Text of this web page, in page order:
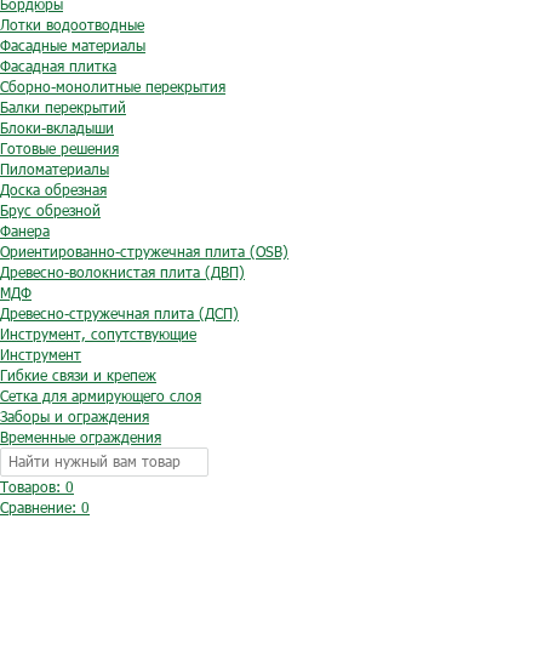
Бордюры
Лотки водоотводные
Фасадные материалы
Фасадная плитка
Сборно-монолитные перекрытия
Балки перекрытий
Блоки-вкладыши
Готовые решения
Пиломатериалы
Доска обрезная
Брус обрезной
Фанера
Ориентированно-стружечная плита (OSB)
Древесно-волокнистая плита (ДВП)
МДФ
Древесно-стружечная плита (ДСП)
Инструмент, сопутствующие
Инструмент
Гибкие связи и крепеж
Сетка для армирующего слоя
Заборы и ограждения
Временные ограждения
Товаров: 0
Сравнение: 0